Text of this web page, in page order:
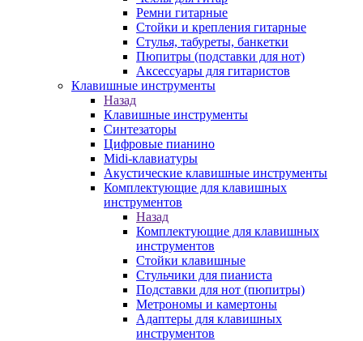
Ремни гитарные
Стойки и крепления гитарные
Стулья, табуреты, банкетки
Пюпитры (подставки для нот)
Аксессуары для гитаристов
Клавишные инструменты
Назад
Клавишные инструменты
Синтезаторы
Цифровые пианино
Midi-клавиатуры
Акустические клавишные инструменты
Комплектующие для клавишных
инструментов
Назад
Комплектующие для клавишных
инструментов
Стойки клавишные
Стульчики для пианиста
Подставки для нот (пюпитры)
Метрономы и камертоны
Адаптеры для клавишных
инструментов